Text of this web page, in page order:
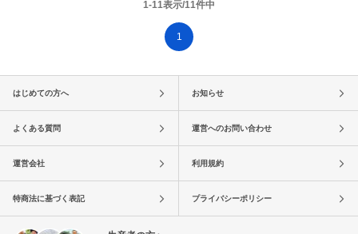
1-11表示/11件中
1
はじめての方へ お知らせ
よくある質問 運営へのお問い合わせ
運営会社 利用規約
特商法に基づく表記 プライバシーポリシー